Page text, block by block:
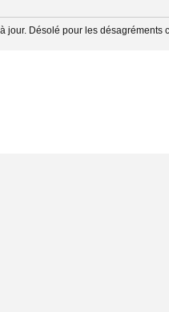
jour. Désolé pour les désagréments